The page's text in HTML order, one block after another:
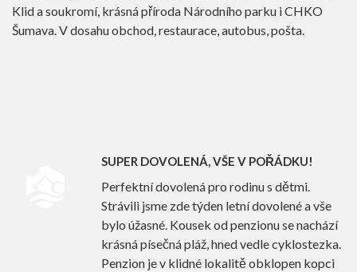
Klid a soukromí, krásná příroda Národního parku i CHKO
Šumava. V dosahu obchod, restaurace, autobus, pošta.
SUPER DOVOLENÁ, VŠE V POŘÁDKU!
Perfektní dovolená pro rodinu s dětmi.
Strávili jsme zde týden letní dovolené a vše
bylo úžasné. Kousek od penzionu se nachází
krásná písečná pláž, hned vedle cyklostezka.
Penzion je v klidné lokalitě obklopen kopci